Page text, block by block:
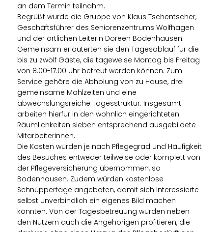
an dem Termin teilnahm.
Begrüßt wurde die Gruppe von Klaus Tschentscher,
Geschäftsführer des Seniorenzentrums Wolfhagen
und der örtlichen Leiterin Doreen Bodenhausen.
Gemeinsam erläuterten sie den Tagesablauf für die
bis zu zwölf Gäste, die tageweise Montag bis Freitag
von 8.00-17.00 Uhr betreut werden können. Zum
Service gehöre die Abholung von zu Hause, drei
gemeinsame Mahlzeiten und eine
abwechslungsreiche Tagesstruktur. Insgesamt
arbeiten hierfür in den wohnlich eingerichteten
Räumlichkeiten sieben entsprechend ausgebildete
Mitarbeiterinnen.
Die Kosten würden je nach Pflegegrad und Häufigkeit
des Besuches entweder teilweise oder komplett von
der Pflegeversicherung übernommen, so
Bodenhausen. Zudem würden kostenlose
Schnuppertage angeboten, damit sich Interessierte
selbst unverbindlich ein eigenes Bild machen
könnten. Von der Tagesbetreuung würden neben
den Nutzern auch die Angehörigen profitieren, die